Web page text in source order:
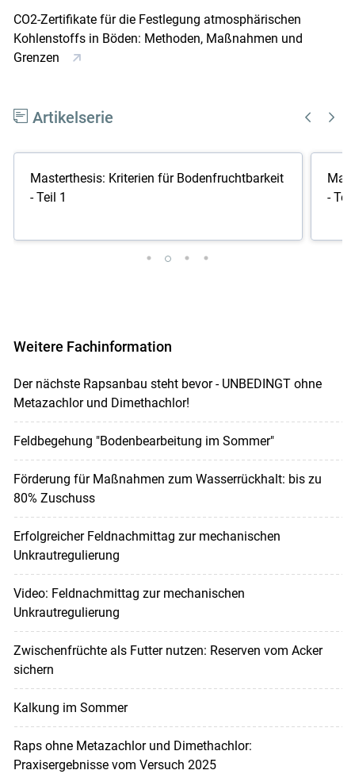
CO2-Zertifikate für die Festlegung atmosphärischen
Kohlenstoffs in Böden: Methoden, Maßnahmen und
Grenzen
Artikelserie
Masterthesis: Kriterien für Bodenfruchtbarkeit
- Teil 1
-
Weitere Fachinformation
Der nächste Rapsanbau steht bevor - UNBEDINGT ohne
Metazachlor und Dimethachlor!
Feldbegehung "Bodenbearbeitung im Sommer"
Förderung für Maßnahmen zum Wasserrückhalt: bis zu
80% Zuschuss
Erfolgreicher Feldnachmittag zur mechanischen
Unkrautregulierung
Video: Feldnachmittag zur mechanischen
Unkrautregulierung
Zwischenfrüchte als Futter nutzen: Reserven vom Acker
sichern
Kalkung im Sommer
Raps ohne Metazachlor und Dimethachlor:
Praxisergebnisse vom Versuch 2025